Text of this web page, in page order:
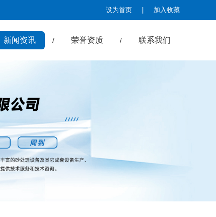
设为首页 加入收藏
新闻资讯 / 荣誉资质 / 联系我们